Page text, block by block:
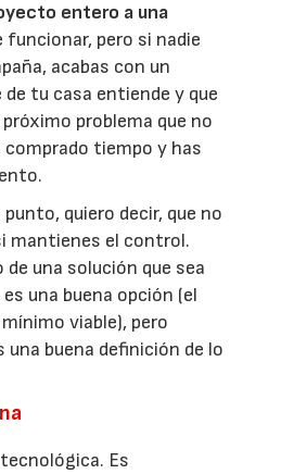
entero a una
funcionar, pero si nadie
acabas con un
tu casa entiende y que
problema que no
comprado tiempo y has
quiero decir, que no
mantienes el control.
de una solución que sea
una buena opción (el
viable), pero
una buena definición de lo
Es